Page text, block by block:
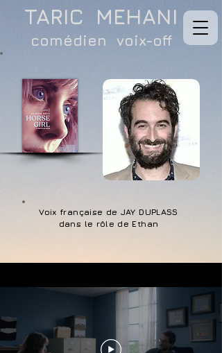
TARIC MEHANI
comédien voix-off
Voix française de JAY DUPLASS
dans le rôle de Ethan